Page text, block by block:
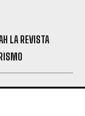
LA REVISTA